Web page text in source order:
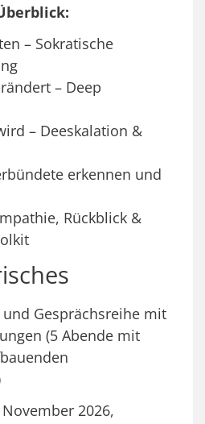
– Sokratische
– Deep
– Deeskalation &
erkennen und
Rückblick &
und Gesprächsreihe mit
(5 Abende mit
2026,